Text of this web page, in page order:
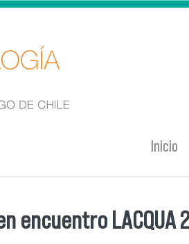
Inicio
encuentro